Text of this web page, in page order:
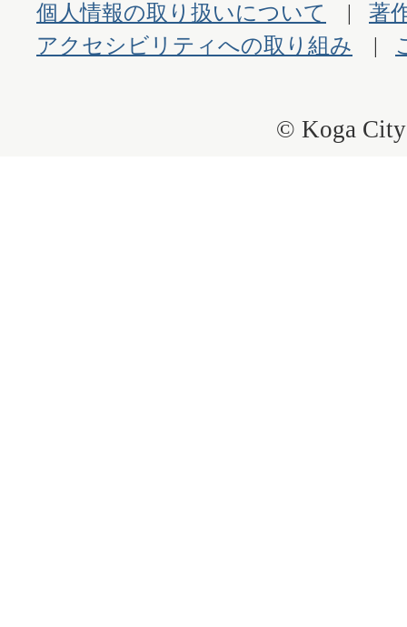
個人情報の取り扱いについて
著
アクセシビリティへの取り組み
© Koga City